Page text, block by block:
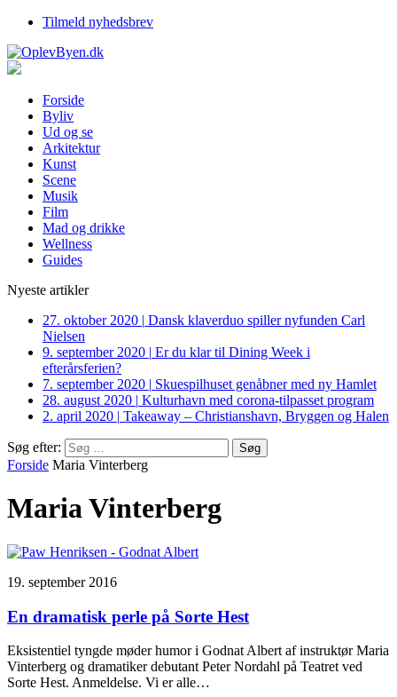
Tilmeld nyhedsbrev
Forside
Byliv
Ud og se
Arkitektur
Kunst
Scene
Musik
Film
Mad og drikke
Wellness
Guides
Nyeste artikler
27. oktober 2020 | Dansk klaverduo spiller nyfunden Carl
Nielsen
9. september 2020 | Er du klar til Dining Week i
efterårsferien?
7. september 2020 | Skuespilhuset genåbner med ny Hamlet
28. august 2020 | Kulturhavn med corona-tilpasset program
2. april 2020 | Takeaway – Christianshavn, Bryggen og Halen
Søg efter:
Forside Maria Vinterberg
Maria Vinterberg
19. september 2016
En dramatisk perle på Sorte Hest
Eksistentiel tyngde møder humor i Godnat Albert af instruktør Maria
Vinterberg og dramatiker debutant Peter Nordahl på Teatret ved
Sorte Hest. Anmeldelse. Vi er alle…